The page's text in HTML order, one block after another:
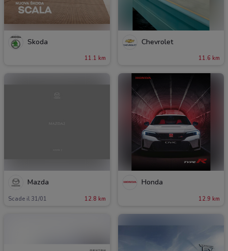
Skoda
11.1 km
Chevrolet
11.6 km
Mazda
Scade il 31/01 12.8 km
Honda
12.9 km